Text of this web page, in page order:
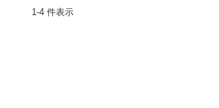
1-4 件表示